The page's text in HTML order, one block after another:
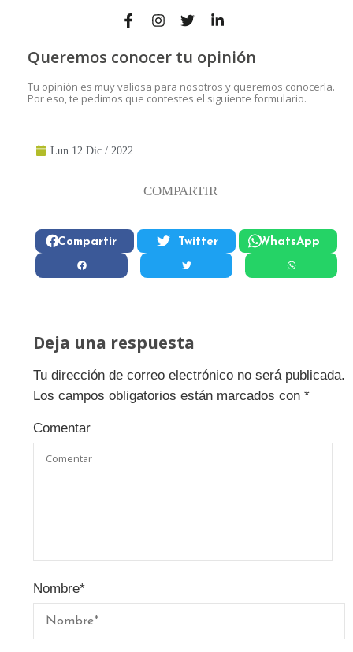
Queremos conocer tu opinión
Tu opinión es muy valiosa para nosotros y queremos conocerla.
Por eso, te pedimos que contestes el siguiente formulario.
Lun 12 Dic / 2022
COMPARTIR
Compartir Twitter WhatsApp
Deja una respuesta
Tu dirección de correo electrónico no será publicada.
Los campos obligatorios están marcados con *
Comentar
Nombre*